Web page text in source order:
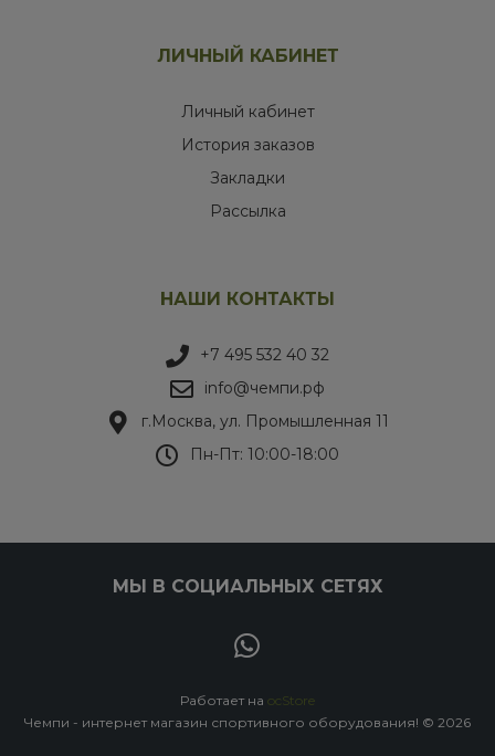
ЛИЧНЫЙ КАБИНЕТ
Личный кабинет
История заказов
Закладки
Рассылка
НАШИ КОНТАКТЫ
+7 495 532 40 32
info@чемпи.рф
г.Москва, ул. Промышленная 11
Пн-Пт: 10:00-18:00
МЫ В СОЦИАЛЬНЫХ СЕТЯХ
Работает на ocStore
Чемпи - интернет магазин спортивного оборудования! © 2026